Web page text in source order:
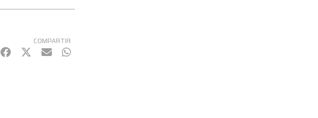
COMPARTIR
Facebook
Twitter
mail WhatsApp